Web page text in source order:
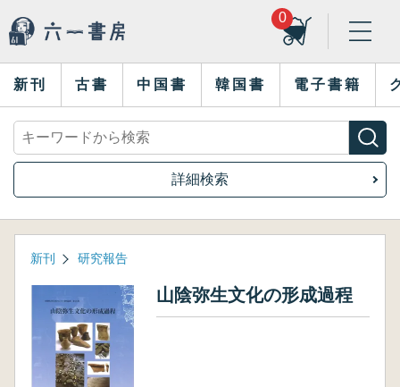
0
新刊 古書 中国書 韓国書 電子書籍
詳細検索
新刊 研究報告
山陰弥生文化の形成過程